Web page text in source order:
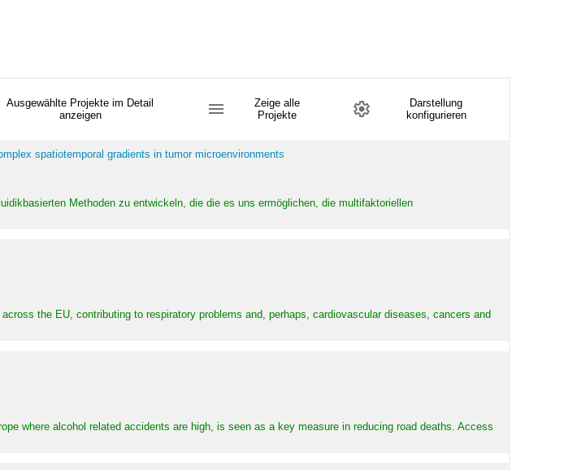
Ausgewählte Projekte im Detail
anzeigen
Zeige alle
Projekte
Darstellung
konfigurieren
spatiotemporal gradients in tumor microenvironments
Methoden zu entwickeln, die die es uns ermöglichen, die multifaktoriellen
the EU, contributing to respiratory problems and, perhaps, cardiovascular diseases, cancers and
where alcohol related accidents are high, is seen as a key measure in reducing road deaths. Access